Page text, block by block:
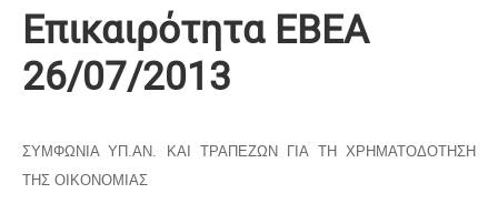
Επικαιρότητα ΕΒΕΑ
26/07/2013
ΣΥΜΦΩΝΙΑ ΥΠ.ΑΝ. ΚΑΙ ΤΡΑΠΕΖΩΝ ΓΙΑ ΤΗ ΧΡΗΜΑΤΟΔΟΤΗΣΗ
ΤΗΣ ΟΙΚΟΝΟΜΙΑΣ